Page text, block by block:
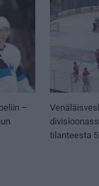
–
tilanteesta